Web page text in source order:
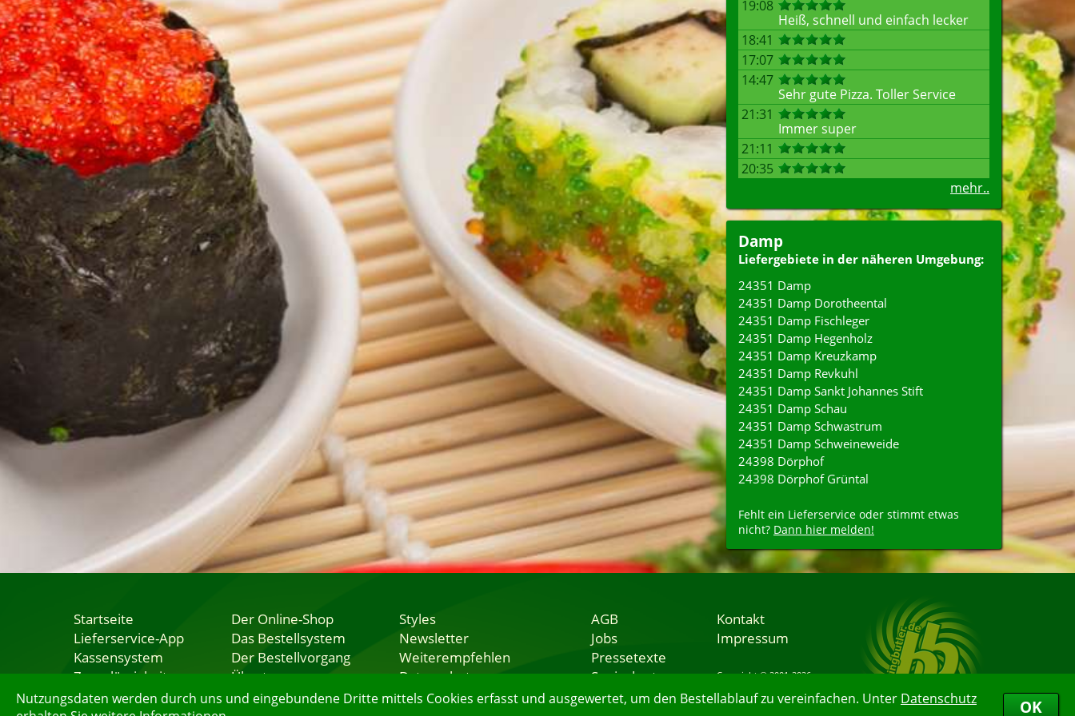
Nutzungsdaten werden durch uns und eingebundene Dritte mittels Cookies erfasst und ausgewertet, um den Bestellablauf zu vereinfachen. Unter Datenschutz
OK
19:08
Heiß, schnell und einfach lecker
18:41
17:07
14:47
Sehr gute Pizza. Toller Service
21:31
Immer super
21:11
20:35
mehr..
Damp
Liefergebiete in der näheren Umgebung:
24351 Damp
24351 Damp Dorotheental
24351 Damp Fischleger
24351 Damp Hegenholz
24351 Damp Kreuzkamp
24351 Damp Revkuhl
24351 Damp Sankt Johannes Stift
24351 Damp Schau
24351 Damp Schwastrum
24351 Damp Schweineweide
24398 Dörphof
24398 Dörphof Grüntal
Fehlt ein Lieferservice oder stimmt etwas
nicht? Dann hier melden!
Startseite
Lieferservice-App
Kassensystem
Zuverlässigkeit
Sicherheit
Der Online-Shop
Das Bestellsystem
Der Bestellvorgang
Übertragung
Testshop
Styles
Newsletter
Weiterempfehlen
Datenschutz
Nutzungsbedingungen
AGB
Jobs
Pressetexte
Speisekarten
Lieferservice
Kontakt
Impressum
Copyright © 2001-2026
08.08.2026 10:34:38